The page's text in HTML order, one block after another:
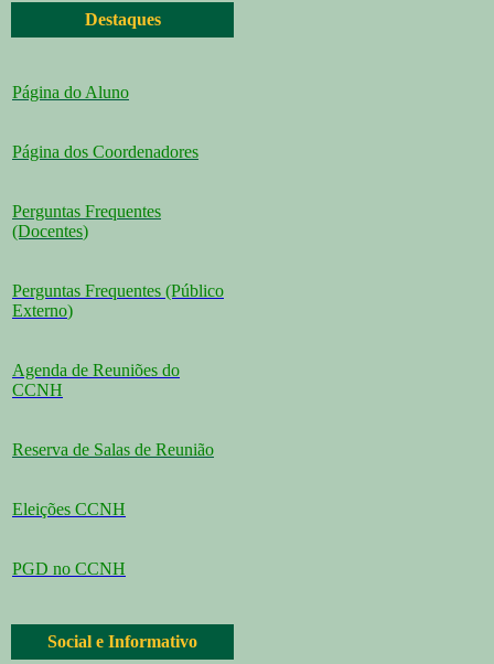
Destaques
Página do Aluno
Página dos Coordenadores
Perguntas Frequentes
(Docentes)
Perguntas Frequentes (Público
Externo)
Agenda de Reuniões do
CCNH
Reserva de Salas de Reunião
Eleições CCNH
PGD no CCNH
Social e Informativo